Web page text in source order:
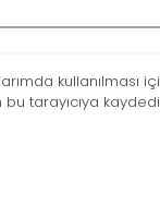
kullanılması
tarayıcıya